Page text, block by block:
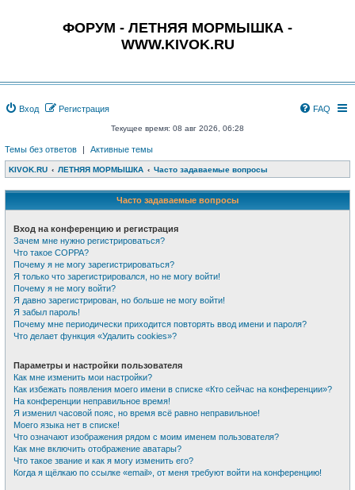
ФОРУМ - ЛЕТНЯЯ МОРМЫШКА -
WWW.KIVOK.RU
Вход Регистрация FAQ
Текущее время: 08 авг 2026, 06:28
Темы без ответов | Активные темы
KIVOK.RU ЛЕТНЯЯ МОРМЫШКА Часто задаваемые вопросы
Часто задаваемые вопросы
Вход на конференцию и регистрация
Зачем мне нужно регистрироваться?
Что такое COPPA?
Почему я не могу зарегистрироваться?
Я только что зарегистрировался, но не могу войти!
Почему я не могу войти?
Я давно зарегистрирован, но больше не могу войти!
Я забыл пароль!
Почему мне периодически приходится повторять ввод имени и пароля?
Что делает функция «Удалить cookies»?
Параметры и настройки пользователя
Как мне изменить мои настройки?
Как избежать появления моего имени в списке «Кто сейчас на конференции»?
На конференции неправильное время!
Я изменил часовой пояс, но время всё равно неправильное!
Моего языка нет в списке!
Что означают изображения рядом с моим именем пользователя?
Как мне включить отображение аватары?
Что такое звание и как я могу изменить его?
Когда я щёлкаю по ссылке «email», от меня требуют войти на конференцию!